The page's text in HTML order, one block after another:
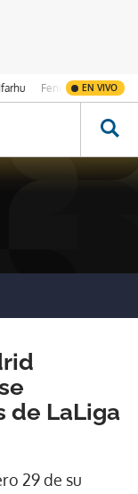
Ifarhu Fenómeno de El
EN VIVO
de LaLiga
29 de su